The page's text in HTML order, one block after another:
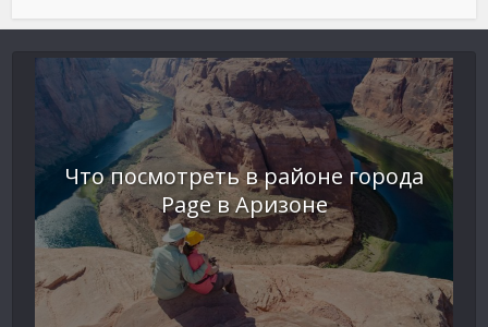
Что посмотреть в районе города
Page в Аризоне